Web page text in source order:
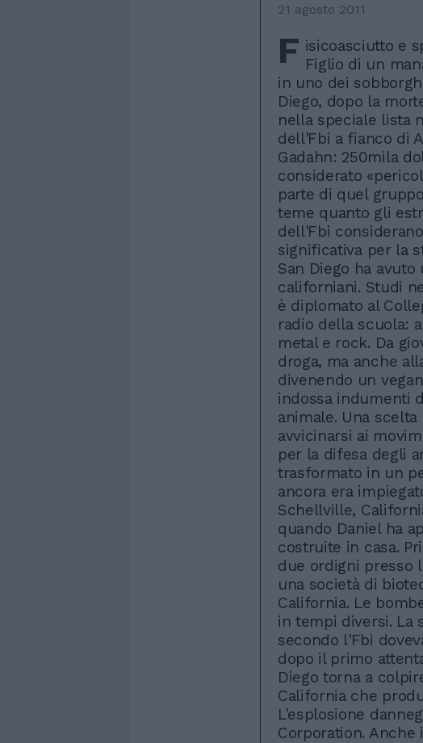
21 agosto 2011
F isicoasciutto e
Figlio di un
in uno dei
Diego, dopo la
nella speciale lista
dell'Fbi a fianco di
Gadahn: 250mila
considerato
parte di quel
teme quanto gli
dell'Fbi
significativa per la
San Diego ha
californiani. Studi
è diplomato al
radio della scuola:
metal e rock. Da
droga, ma anche
divenendo un
indossa indumenti
animale. Una
avvicinarsi ai
per la difesa degli
trasformato in un
ancora era
Schellville,
quando Daniel ha
costruite in casa.
due ordigni presso
una società di
California. Le
in tempi diversi. La
secondo l'Fbi
dopo il primo
Diego torna a
California che
L'esplosione
Corporation.